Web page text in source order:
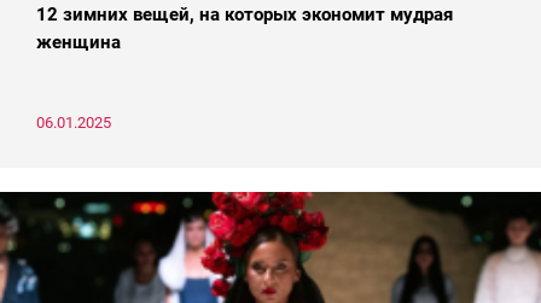
12 зимних вещей, на которых экономит мудрая
женщина
06.01.2025